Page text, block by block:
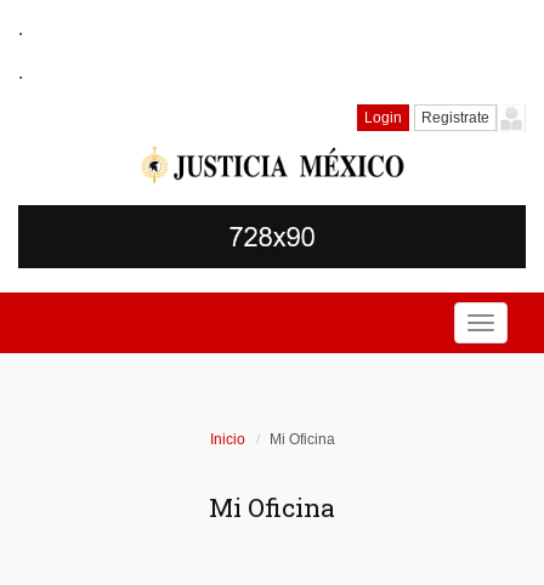
.
.
Login Registrate
Toggle
Inicio Mi Oficina
Mi Oficina